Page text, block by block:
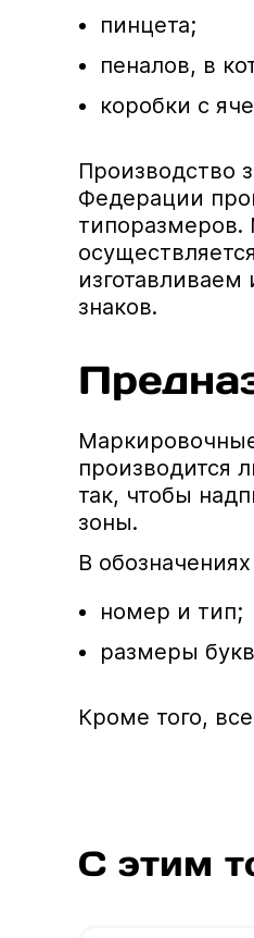
пинцета;
пеналов, в
коробки с
Производство
Федерации
типоразмеров.
знаков.
производится
так, чтобы
зоны.
В
номер и тип;
размеры
Кроме того,
С этим